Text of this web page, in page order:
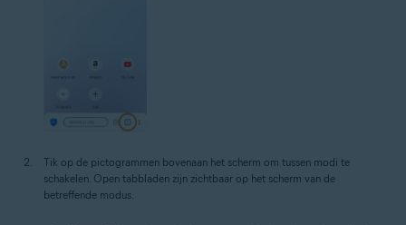
Tik op de pictogrammen bovenaan het scherm om tussen modi te
schakelen. Open tabbladen zijn zichtbaar op het scherm van de
betreffende modus.